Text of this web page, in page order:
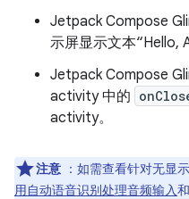
Jetpack Compose
示屏显示文本“Hello,
Jetpack Compose
activity 中的
activity。
注意 ：如需查看针对无显
用自动语音识别处理音频输入和